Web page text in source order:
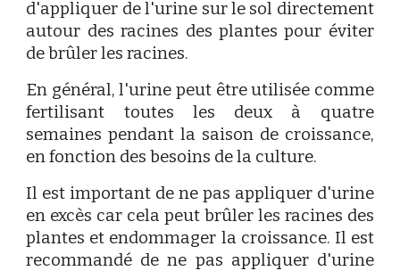
d'appliquer de l'urine sur le sol directement
autour des racines des plantes pour éviter
de brûler les racines.
En général, l'urine peut être utilisée comme
fertilisant toutes les deux à quatre
semaines pendant la saison de croissance,
en fonction des besoins de la culture.
Il est important de ne pas appliquer d'urine
en excès car cela peut brûler les racines des
plantes et endommager la croissance. Il est
recommandé de ne pas appliquer d'urine